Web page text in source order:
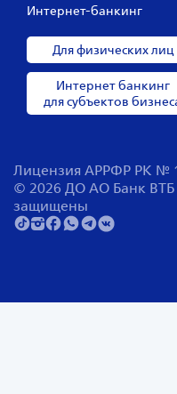
Интернет-банкинг
Для физических лиц
Интернет банкинг
для субъектов
Лицензия АРРФР РК №
© 2026 ДО АО Банк ВТБ
защищены